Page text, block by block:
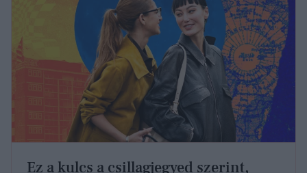
Ez a kulcs a csillagjegyed szerint,